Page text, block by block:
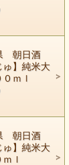
朝日酒
】純米大
ｍｌ
朝日酒
】純米大
ｌ